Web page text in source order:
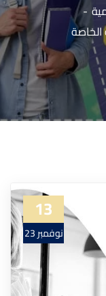
13
نوفمبر 23